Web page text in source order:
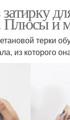
Плюсы и
терки
из которого